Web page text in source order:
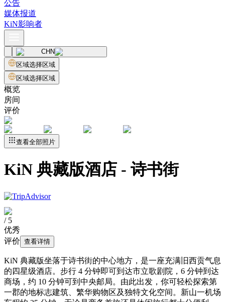
公告
媒体报道
KiN影响者
CHN
区域选择区域
区域选择区域
概览
房间
评价
查看全部照片
KiN 典藏版酒店 - 诗书街
/ 5
优秀
评价 查看详情
KiN 典藏版坐落于诗书街的中心地方，是一座充满旧西贡气息
的四星级酒店。步行 4 分钟即可到达市立歌剧院，6 分钟到达
商场，约 10 分钟可到中央邮局。由此出发，你可轻松探索第
一郡的地标志建筑、繁华购物区及独特文化空间。新山一机场